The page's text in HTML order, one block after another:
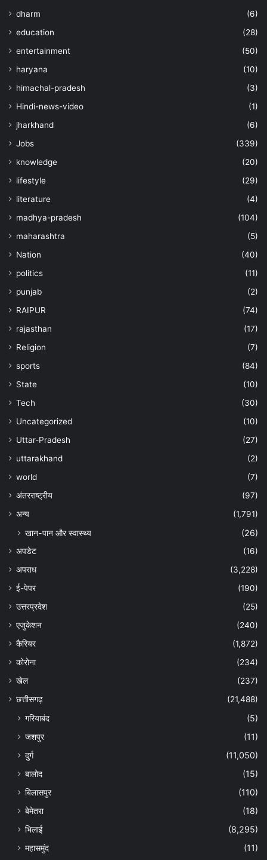
dharm
(6)
education
(28)
entertainment
(50)
haryana
(10)
himachal-pradesh
(3)
Hindi-news-video
(1)
jharkhand
(6)
Jobs
(339)
knowledge
(20)
lifestyle
(29)
literature
(4)
madhya-pradesh
(104)
maharashtra
(5)
Nation
(40)
politics
(11)
punjab
(2)
RAIPUR
(74)
rajasthan
(17)
Religion
(7)
sports
(84)
State
(10)
Tech
(30)
Uncategorized
(10)
Uttar-Pradesh
(27)
uttarakhand
(2)
world
(7)
अंतरराष्ट्रीय
(97)
अन्‍य
(1,791)
खान-पान और स्वास्थ्य (26)
अपडेट
(16)
अपराध
(3,228)
ई-पेपर
(190)
उत्तरप्रदेश
(25)
एजुकेशन
(240)
कैरियर
(1,872)
कोरोना
(234)
खेल
(237)
छत्तीसगढ़
(21,488)
गरियाबंद
(5)
जशपुर
(11)
दुर्ग
(11,050)
बालोद
(15)
बिलासपुर
(110)
बेमेतरा
(18)
भिलाई
(8,295)
महासमुंद
(11)